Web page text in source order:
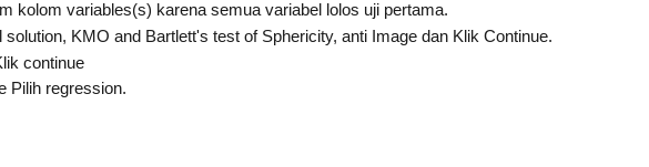
kolom variables(s) karena semua variabel lolos uji pertama.
KMO and Bartlett's test of Sphericity, anti Image dan Klik Continue.
continue
Pilih regression.